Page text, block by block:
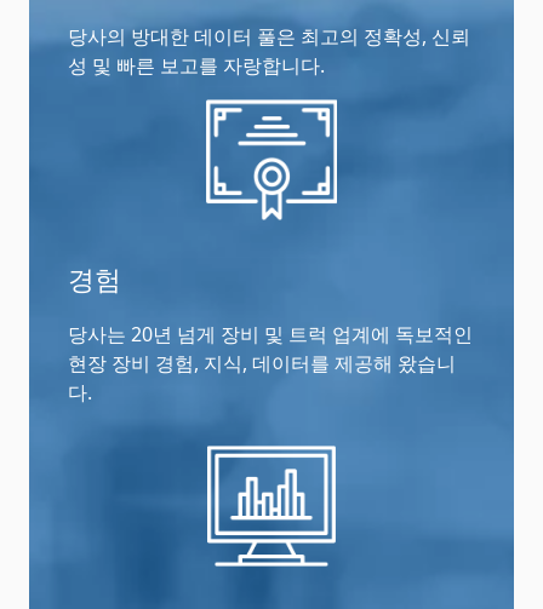
당사의 방대한 데이터 풀은 최고의 정확성, 신뢰
성 및 빠른 보고를 자랑합니다.
경험
당사는 20년 넘게 장비 및 트럭 업계에 독보적인
현장 장비 경험, 지식, 데이터를 제공해 왔습니
다.